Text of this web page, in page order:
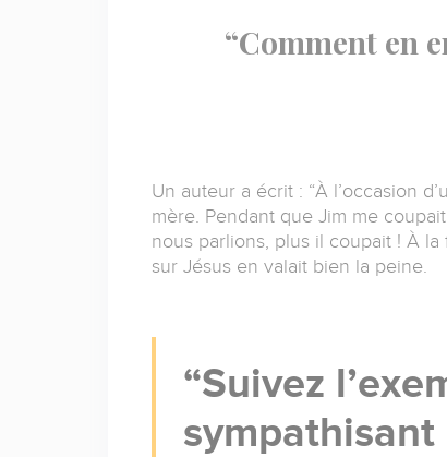
“Comment en
Un auteur a écrit : “À l’occasion
mère. Pendant que Jim me
nous parlions, plus il coupait ! À
sur Jésus en valait bien la peine.
Suivez
sympathisant